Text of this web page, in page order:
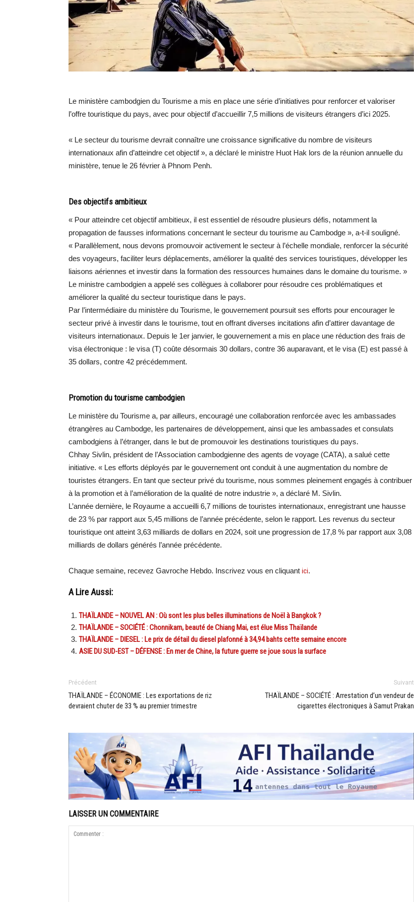
Le ministère cambodgien du Tourisme a mis en place une série d’initiatives pour renforcer et valoriser
l’offre touristique du pays, avec pour objectif d’accueillir 7,5 millions de visiteurs étrangers d’ici 2025.
« Le secteur du tourisme devrait connaître une croissance significative du nombre de visiteurs
internationaux afin d’atteindre cet objectif », a déclaré le ministre Huot Hak lors de la réunion annuelle du
ministère, tenue le 26 février à Phnom Penh.
Des objectifs ambitieux
« Pour atteindre cet objectif ambitieux, il est essentiel de résoudre plusieurs défis, notamment la
propagation de fausses informations concernant le secteur du tourisme au Cambodge », a-t-il souligné.
« Parallèlement, nous devons promouvoir activement le secteur à l’échelle mondiale, renforcer la sécurité
des voyageurs, faciliter leurs déplacements, améliorer la qualité des services touristiques, développer les
liaisons aériennes et investir dans la formation des ressources humaines dans le domaine du tourisme. »
Le ministre cambodgien a appelé ses collègues à collaborer pour résoudre ces problématiques et
améliorer la qualité du secteur touristique dans le pays.
Par l’intermédiaire du ministère du Tourisme, le gouvernement poursuit ses efforts pour encourager le
secteur privé à investir dans le tourisme, tout en offrant diverses incitations afin d’attirer davantage de
visiteurs internationaux. Depuis le 1er janvier, le gouvernement a mis en place une réduction des frais de
visa électronique : le visa (T) coûte désormais 30 dollars, contre 36 auparavant, et le visa (E) est passé à
35 dollars, contre 42 précédemment.
Promotion du tourisme cambodgien
Le ministère du Tourisme a, par ailleurs, encouragé une collaboration renforcée avec les ambassades
étrangères au Cambodge, les partenaires de développement, ainsi que les ambassades et consulats
cambodgiens à l’étranger, dans le but de promouvoir les destinations touristiques du pays.
Chhay Sivlin, président de l’Association cambodgienne des agents de voyage (CATA), a salué cette
initiative. « Les efforts déployés par le gouvernement ont conduit à une augmentation du nombre de
touristes étrangers. En tant que secteur privé du tourisme, nous sommes pleinement engagés à contribuer
à la promotion et à l’amélioration de la qualité de notre industrie », a déclaré M. Sivlin.
L’année dernière, le Royaume a accueilli 6,7 millions de touristes internationaux, enregistrant une hausse
de 23 % par rapport aux 5,45 millions de l’année précédente, selon le rapport. Les revenus du secteur
touristique ont atteint 3,63 milliards de dollars en 2024, soit une progression de 17,8 % par rapport aux 3,08
milliards de dollars générés l’année précédente.
Chaque semaine, recevez Gavroche Hebdo. Inscrivez vous en cliquant ici.
A Lire Aussi:
THAÏLANDE – NOUVEL AN : Où sont les plus belles illuminations de Noël à Bangkok ?
THAÏLANDE – SOCIÉTÉ : Chonnikarn, beauté de Chiang Mai, est élue Miss Thaïlande
THAÏLANDE – DIESEL : Le prix de détail du diesel plafonné à 34,94 bahts cette semaine encore
ASIE DU SUD-EST – DÉFENSE : En mer de Chine, la future guerre se joue sous la surface
Précédent
THAÏLANDE – ÉCONOMIE : Les exportations de riz
devraient chuter de 33 % au premier trimestre
Suivant
THAÏLANDE – SOCIÉTÉ : Arrestation d’un vendeur de
cigarettes électroniques à Samut Prakan
LAISSER UN COMMENTAIRE